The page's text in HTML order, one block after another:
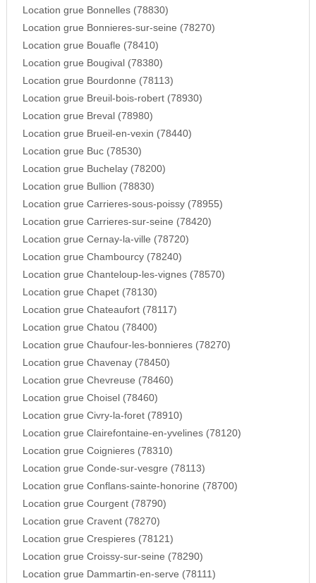
Location grue Bonnelles (78830)
Location grue Bonnieres-sur-seine (78270)
Location grue Bouafle (78410)
Location grue Bougival (78380)
Location grue Bourdonne (78113)
Location grue Breuil-bois-robert (78930)
Location grue Breval (78980)
Location grue Brueil-en-vexin (78440)
Location grue Buc (78530)
Location grue Buchelay (78200)
Location grue Bullion (78830)
Location grue Carrieres-sous-poissy (78955)
Location grue Carrieres-sur-seine (78420)
Location grue Cernay-la-ville (78720)
Location grue Chambourcy (78240)
Location grue Chanteloup-les-vignes (78570)
Location grue Chapet (78130)
Location grue Chateaufort (78117)
Location grue Chatou (78400)
Location grue Chaufour-les-bonnieres (78270)
Location grue Chavenay (78450)
Location grue Chevreuse (78460)
Location grue Choisel (78460)
Location grue Civry-la-foret (78910)
Location grue Clairefontaine-en-yvelines (78120)
Location grue Coignieres (78310)
Location grue Conde-sur-vesgre (78113)
Location grue Conflans-sainte-honorine (78700)
Location grue Courgent (78790)
Location grue Cravent (78270)
Location grue Crespieres (78121)
Location grue Croissy-sur-seine (78290)
Location grue Dammartin-en-serve (78111)